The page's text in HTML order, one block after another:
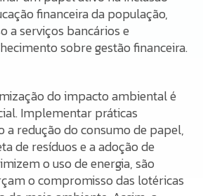
financeira da população,
a serviços bancários e
sobre gestão financeira.
do impacto ambiental é
Implementar práticas
a redução do consumo de papel,
de resíduos e a adoção de
o uso de energia, são
o compromisso das lotéricas